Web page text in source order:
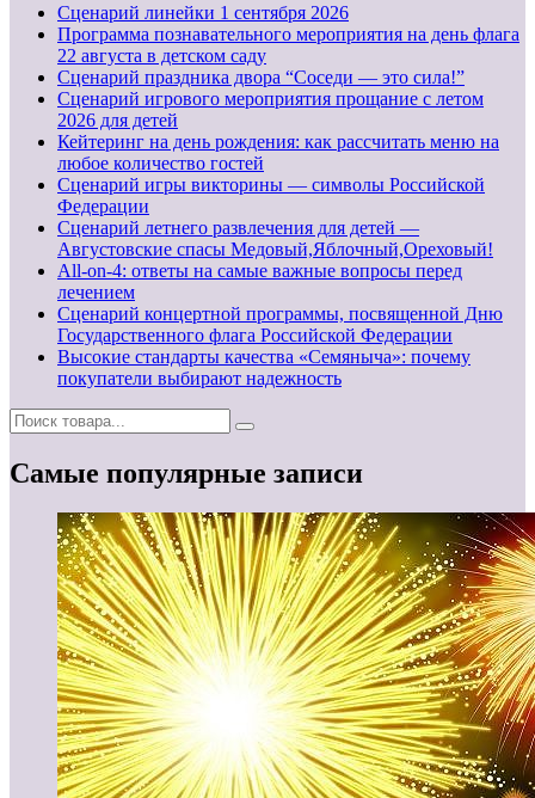
Cценарий линейки 1 сентября 2026
Программа познавательного мероприятия на день флага
22 августа в детском саду
Сценарий праздника двора “Соседи — это сила!”
Сценарий игрового мероприятия прощание с летом
2026 для детей
Кейтеринг на день рождения: как рассчитать меню на
любое количество гостей
Сценарий игры викторины — символы Российской
Федерации
Сценарий летнего развлечения для детей —
Августовские спасы Медовый,Яблочный,Ореховый!
All-on-4: ответы на самые важные вопросы перед
лечением
Сценарий концертной программы, посвященной Дню
Государственного флага Российской Федерации
Высокие стандарты качества «Семяныча»: почему
покупатели выбирают надежность
Самые популярные записи